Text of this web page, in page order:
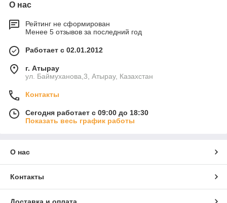
О нас
Рейтинг не сформирован
Менее 5 отзывов за последний год
Работает с 02.01.2012
г. Атырау
ул. Баймуханова,3, Атырау, Казахстан
Контакты
Сегодня работает с 09:00 до 18:30
Показать весь график работы
О нас
Контакты